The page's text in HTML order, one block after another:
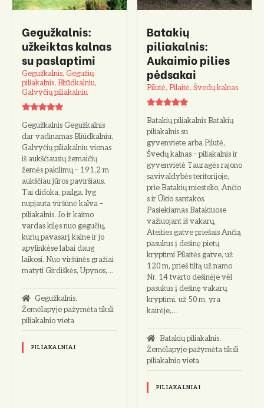
Gegužkalnis:
užkeiktas kalnas
su paslaptimi
Gegužkalnis, Gegužių
piliakalnis, Bliūdkalniu,
Galvyčių piliakalniu
Gegužkalnis Gegužkalnis
dar vadinamas Bliūdkalniu,
Galvyčių piliakalniu vienas
iš aukščiausių žemaičių
žemės pakilimų – 191,2 m
aukščiau jūros paviršiaus.
Tai didoka, pailga, lyg
nupjauta viršūnė kalva –
piliakalnis. Jo ir kaimo
vardas kilęs nuo gegučių,
kurių pavasarį kalne ir jo
apylinkėse labai daug
laikosi. Nuo viršūnės gražiai
matyti Girdiškės, Upynos,…
Gegužkalnis.
Žemėlapyje pažymėta tiksli
piliakalnio vieta
PILIAKALNIAI
Batakių
piliakalnis:
Aukaimio pilies
pėdsakai
Pilutė, Pilaitė, Švedų kalnas
Batakių piliakalnis Batakių
piliakalnis su
gyvenviete arba Pilutė,
Švedų kalnas – piliakalnis ir
gyvenvietė Tauragės rajono
savivaldybės teritorijoje,
prie Batakių miestelio, Ančio
s ir Ūkio santakos.
Pasiekiamas Batakiuose
važiuojant iš vakarų,
Ateities gatve priešais Ančią
pasukus į dešinę pietų
kryptimi Pilaitės gatve, už
120 m, prieš tiltą už namo
Nr. 14 tvarto dešinėje vėl
pasukus į dešinę vakarų
kryptimi, už 50 m, yra
kairėje,…
Batakių piliakalnis.
Žemėlapyje pažymėta tiksli
piliakalnio vieta
PILIAKALNIAI